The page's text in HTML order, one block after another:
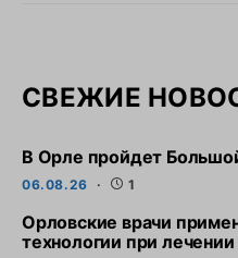
СВЕЖИЕ
В Орле пройдет
06.08.26 1
Орловские врачи
технологии при лечении